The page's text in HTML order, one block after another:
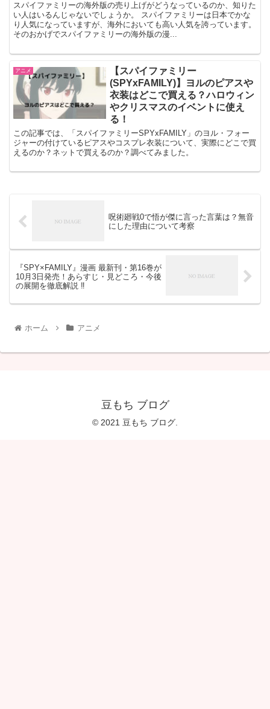
スパイファミリーの海外版の売り上げがどうなっているのか、知りた
い人はいるんじゃないでしょうか。 スパイファミリーは日本でかな
り人気になっていますが、海外においても高い人気を誇っています。
そのおかげでスパイファミリーの海外版の漫...
アニメ
【スパイファミリー
(SPYxFAMILY)】ヨルのピアスや
衣装はどこで買える？ハロウィン
やクリスマスのイベントに使え
る！
この記事では、「スパイファミリーSPYxFAMILY」のヨル・フォー
ジャーの付けているピアスやコスプレ衣装について、実際にどこで買
えるのか？ネットで買えるのか？調べてみました。
呪術廻戦0で悟が傑に言った言葉は？無音
にした理由について考察
『SPY×FAMILY』漫画 最新刊・第16巻が
10月3日発売！あらすじ・見どころ・今後
の展開を徹底解説 ‼
ホーム アニメ
豆もち ブログ
© 2021 豆もち ブログ.